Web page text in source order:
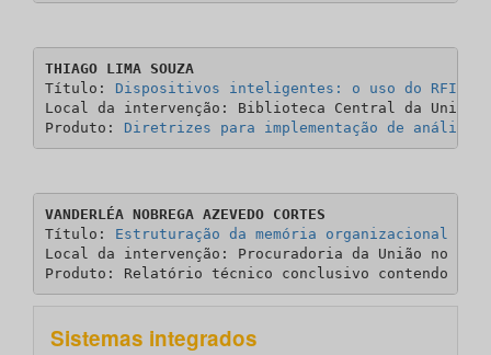
THIAGO LIMA SOUZA
Título: Dispositivos inteligentes: o uso do RFID
Local da intervenção: Biblioteca Central da
Produto: Diretrizes para implementação de análise
VANDERLÉA NOBREGA AZEVEDO CORTES
Título: Estruturação da memória organizacional
Local da intervenção: Procuradoria da União no
Produto: Relatório técnico conclusivo contendo
Sistemas integrados